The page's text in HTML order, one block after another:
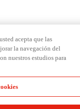
acepta que las
la navegación del
nuestros estudios para